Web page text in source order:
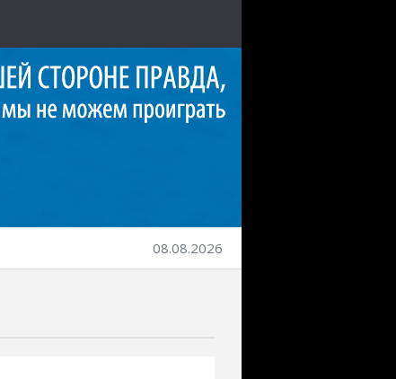
08.08.2026